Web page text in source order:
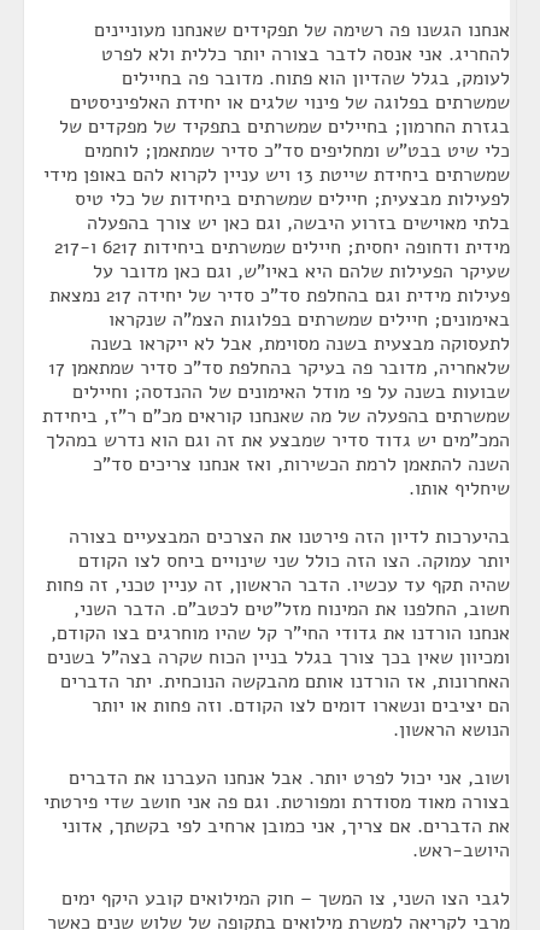
אנחנו הגשנו פה רשימה של תפקידים שאנחנו מעוניינים
להחריג. אני אנסה לדבר בצורה יותר כללית ולא לפרט
לעומק, בגלל שהדיון הוא פתוח. מדובר פה בחיילים
שמשרתים בפלוגה של פינוי שלגים או יחידת האלפיניסטים
בגזרת החרמון; בחיילים שמשרתים בתפקיד של מפקדים של
כלי שיט בבט"ש ומחליפים סד"כ סדיר שמתאמן; לוחמים
שמשרתים ביחידת שייטת 13 ויש עניין לקרוא להם באופן מידי
לפעילות מבצעית; חיילים שמשרתים ביחידות של כלי טיס
בלתי מאוישים בזרוע היבשה, וגם כאן יש צורך בהפעלה
מידית ודחופה יחסית; חיילים שמשרתים ביחידות 6217 ו-217
שעיקר הפעילות שלהם היא באיו"ש, וגם כאן מדובר על
פעילות מידית וגם בהחלפת סד"כ סדיר של יחידה 217 נמצאת
באימונים; חיילים שמשרתים בפלוגות הצמ"ה שנקראו
לתעסוקה מבצעית בשנה מסוימת, אבל לא ייקראו בשנה
שלאחריה, מדובר פה בעיקר בהחלפת סד"כ סדיר שמתאמן 17
שבועות בשנה על פי מודל האימונים של ההנדסה; וחיילים
שמשרתים בהפעלה של מה שאנחנו קוראים מכ"ם ר"ז, ביחידת
המכ"מים יש גדוד סדיר שמבצע את זה וגם הוא נדרש במהלך
השנה להתאמן לרמת הכשירות, ואז אנחנו צריכים סד"כ
שיחליף אותו.
בהיערכות לדיון הזה פירטנו את הצרכים המבצעיים בצורה
יותר עמוקה. הצו הזה כולל שני שינויים ביחס לצו הקודם
שהיה תקף עד עכשיו. הדבר הראשון, זה עניין טכני, זה פחות
חשוב, החלפנו את המינוח מזל"טים לכטב"ם. הדבר השני,
אנחנו הורדנו את גדודי החי"ר קל שהיו מוחרגים בצו הקודם,
ומכיוון שאין בכך צורך בגלל בניין הכוח שקרה בצה"ל בשנים
האחרונות, אז הורדנו אותם מהבקשה הנוכחית. יתר הדברים
הם יציבים ונשארו דומים לצו הקודם. וזה פחות או יותר
הנושא הראשון.
ושוב, אני יכול לפרט יותר. אבל אנחנו העברנו את הדברים
בצורה מאוד מסודרת ומפורטת. וגם פה אני חושב שדי פירטתי
את הדברים. אם צריך, אני כמובן ארחיב לפי בקשתך, אדוני
היושב-ראש.
לגבי הצו השני, צו המשך – חוק המילואים קובע היקף ימים
מרבי לקריאה למשרת מילואים בתקופה של שלוש שנים כאשר